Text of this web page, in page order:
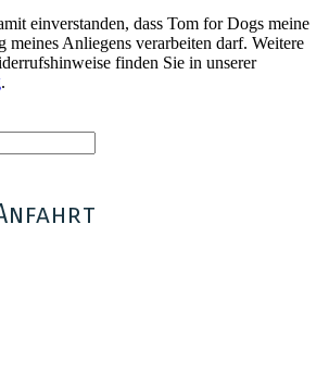
einverstanden, dass Tom for Dogs meine
meines Anliegens verarbeiten darf. Weitere
finden Sie in unserer
.